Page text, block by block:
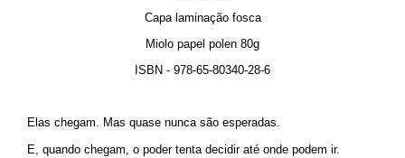
Capa laminação fosca
Miolo papel polen 80g
ISBN - 978-65-80340-28-6
Elas chegam. Mas quase nunca são esperadas.
E, quando chegam, o poder tenta decidir até onde podem ir.